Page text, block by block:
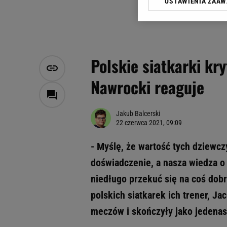
Polskie siatkarki
Nawrocki reaguje
Jakub Balcerski
22 czerwca 2021, 09:09
- Myślę, że wartość tych
doświadczenie, a nasza wiedza
niedługo przekuć się na coś
polskich siatkarek ich trener,
meczów i skończyły jako
Klikając „Akceptuję”
Zaufanych Partnerów i
My, nasi Zaufani
Przechowywanie